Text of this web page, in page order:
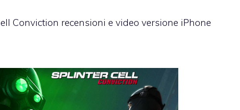
Conviction recensioni e video versione iPhone